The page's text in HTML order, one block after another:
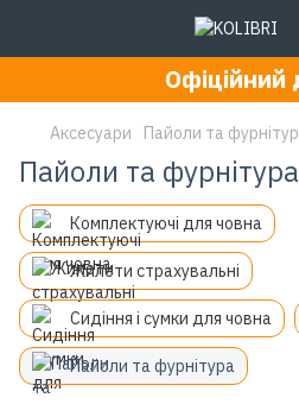
Офіційний
Аксесуари Пайоли та
Пайоли та
Комплектуючі для човна
Жилети страхувальні
Сидіння і сумки для човна
Пайоли та фурнітура